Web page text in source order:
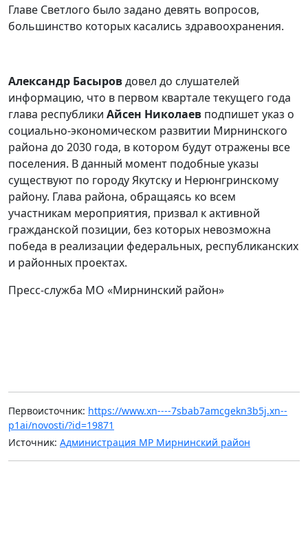
Главе Светлого было задано девять вопросов,
большинство которых касались здравоохранения.
Александр Басыровдовел до слушателей
информацию, что в первом квартале текущего года
глава республики Айсен Николаев подпишет указ о
социально-экономическом развитии Мирнинского
района до 2030 года, в котором будут отражены все
поселения. В данный момент подобные указы
существуют по городу Якутску и Нерюнгринскому
району. Глава района, обращаясь ко всем
участникам мероприятия, призвал к активной
гражданской позиции, без которых невозможна
победа в реализации федеральных, республиканских
и районных проектах.
Пресс-служба МО «Мирнинский район»
Первоисточник: https://www.xn----7sbab7amcgekn3b5j.xn--
p1ai/novosti/?id=19871
Источник: Администрация МР Мирнинский район